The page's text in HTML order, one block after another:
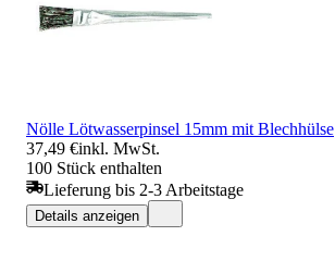
Nölle Lötwasserpinsel 15mm mit Blechhülse
37,49 €inkl. MwSt.
100 Stück enthalten
Lieferung bis 2-3 Arbeitstage
Details anzeigen